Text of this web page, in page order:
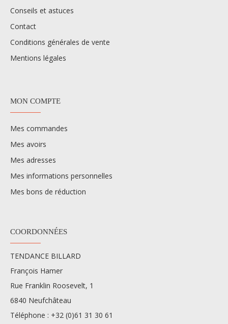
Conseils et astuces
Contact
Conditions générales de vente
Mentions légales
MON COMPTE
Mes commandes
Mes avoirs
Mes adresses
Mes informations personnelles
Mes bons de réduction
COORDONNÉES
TENDANCE BILLARD
François Hamer
Rue Franklin Roosevelt, 1
6840 Neufchâteau
Téléphone : +32 (0)61 31 30 61